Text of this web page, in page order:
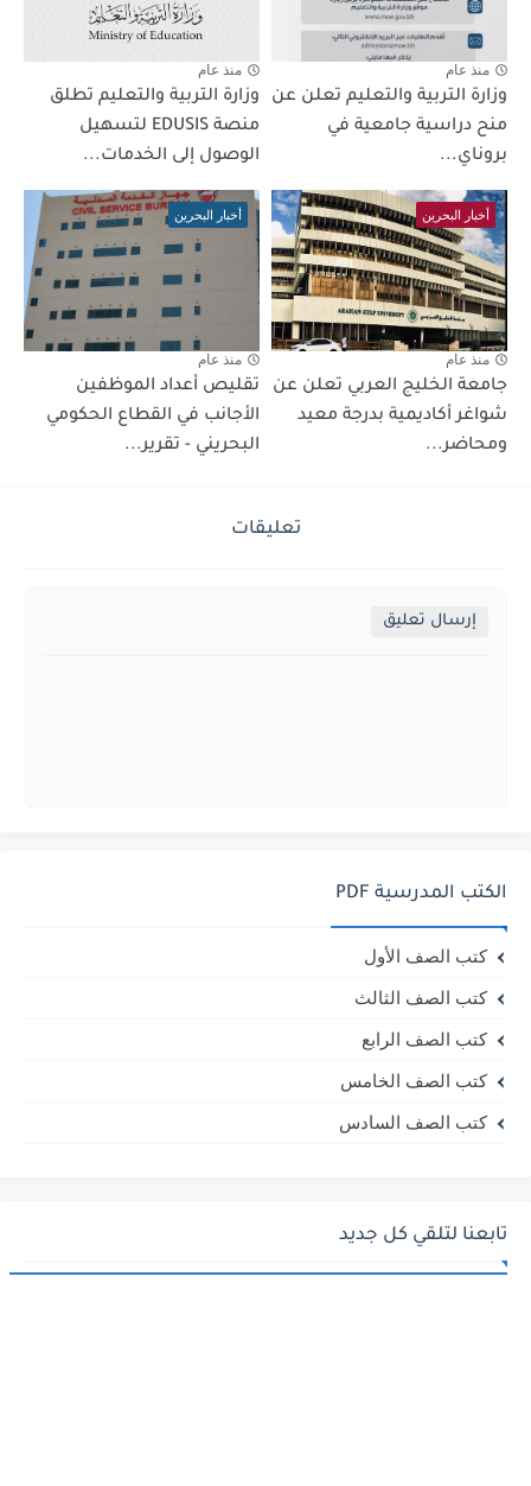
منذ عام
وزارة التربية والتعليم تعلن عن
منح دراسية جامعية في
بروناي...
منذ عام
وزارة التربية والتعليم تطلق
منصة EDUSIS لتسهيل
الوصول إلى الخدمات...
أخبار البحرين
منذ عام
جامعة الخليج العربي تعلن عن
شواغر أكاديمية بدرجة معيد
ومحاضر...
أخبار البحرين
منذ عام
تقليص أعداد الموظفين
الأجانب في القطاع الحكومي
البحريني - تقرير...
تعليقات
إرسال تعليق
الكتب المدرسية PDF
كتب الصف الأول
كتب الصف الثالث
كتب الصف الرابع
كتب الصف الخامس
كتب الصف السادس
تابعنا لتلقي كل جديد